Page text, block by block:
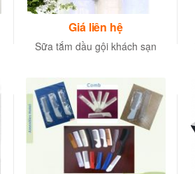
Giá liên hệ
Sữa tắm dầu gội khách sạn